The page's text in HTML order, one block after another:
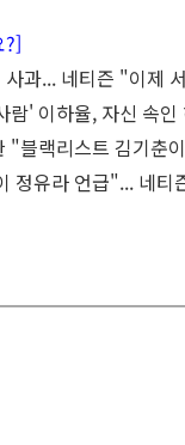
?]
과... 네티즌 "이제
' 이하율, 자신 속
"블랙리스트 김기춘
정유라 언급"... 네